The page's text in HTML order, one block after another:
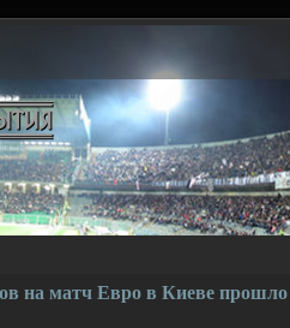
на матч Евро в Киеве прошло